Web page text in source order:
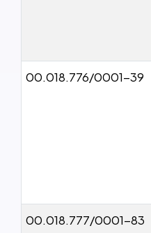
00.018.776/0001-39
00.018.777/0001-83